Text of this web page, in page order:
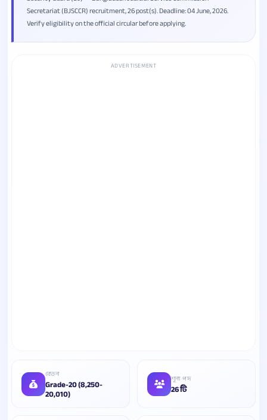
Secretariat (BJSCCR) recruitment, 26 post(s). Deadline: 04 June, 2026.
Verify eligibility on the official circular before applying.
ADVERTISEMENT
বেতন
Grade-20 (8,250-
20,010)
শূন্য পদ
26 টি